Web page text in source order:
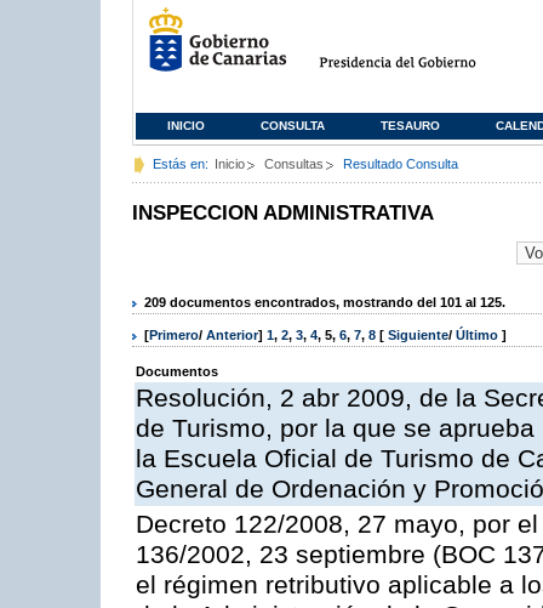
INICIO CONSULTA TESAURO
Estás en: Inicio Consultas Resultado Consulta
INSPECCION ADMINISTRATIVA
209 documentos encontrados, mostrando del 101 al 125.
[Primero/ Anterior] 1, 2, 3, 4, 5, 6, 7, 8 [ Siguiente/ Último ]
Documentos
Resolución, 2 abr 2009, de la
de Turismo, por la que se
la Escuela Oficial de Turismo de
General de Ordenación y
Decreto 122/2008, 27 mayo, por
136/2002, 23 septiembre (BOC
el régimen retributivo aplicable a